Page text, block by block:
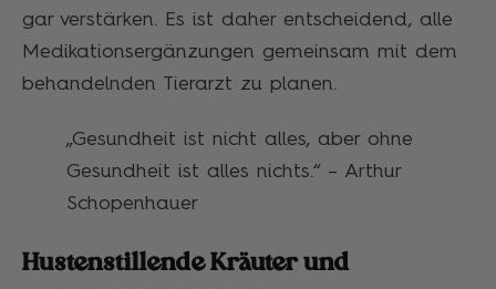
gar verstärken. Es ist daher entscheidend, alle
Medikationsergänzungen gemeinsam mit dem
behandelnden Tierarzt zu planen.
„Gesundheit ist nicht alles, aber ohne
Gesundheit ist alles nichts.“ – Arthur
Schopenhauer
Hustenstillende Kräuter und